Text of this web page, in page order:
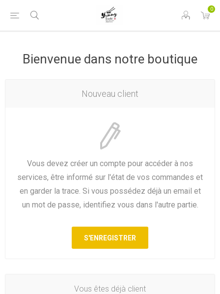
0
Bienvenue dans notre boutique
Nouveau client
Vous devez créer un compte pour accéder à nos
services, être informé sur l'état de vos commandes et
en garder la trace. Si vous possédez déjà un email et
un mot de passe, identifiez vous dans l'autre partie.
Vous êtes déjà client